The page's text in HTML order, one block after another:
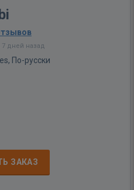
дней назад
По-русски
ЗАКАЗ